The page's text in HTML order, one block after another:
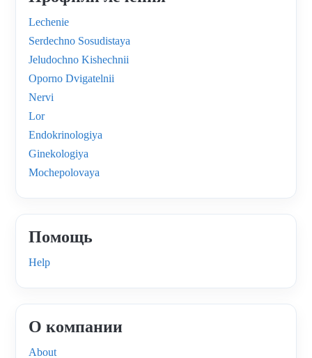
Lechenie
Serdechno Sosudistaya
Jeludochno Kishechnii
Oporno Dvigatelnii
Nervi
Lor
Endokrinologiya
Ginekologiya
Mochepolovaya
Помощь
Help
О компании
About